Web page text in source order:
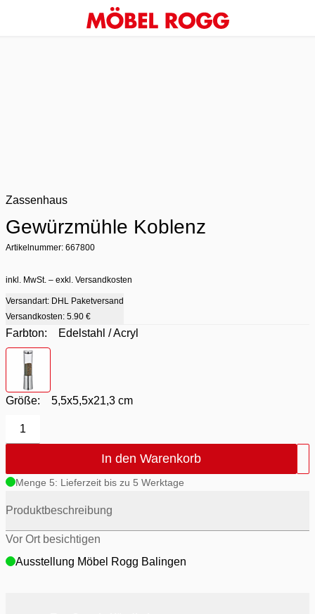
Zassenhaus
Gewürzmühle Koblenz
Artikelnummer: 667800
inkl. MwSt. – exkl. Versandkosten
Versandart: DHL Paketversand
Versandkosten: 5.90 €
Farbton:
Edelstahl / Acryl
Farbton
Größe: 5,5x5,5x21,3 cm
1
In den Warenkorb
Menge 5: Lieferzeit bis zu 5 Werktage
Produktbeschreibung
Vor Ort besichtigen
Ausstellung Möbel Rogg Balingen